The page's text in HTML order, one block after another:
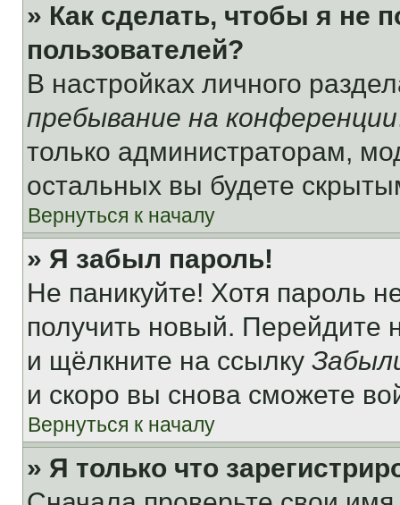
» Как сделать, чтобы я не
пользователей?
В настройках личного
пребывание на конференции
только администраторам,
остальных вы будете
Вернуться к началу
» Я забыл пароль!
Не паникуйте! Хотя пароль
получить новый. Перейдите
и щёлкните на ссылку
и скоро вы снова сможете
Вернуться к началу
» Я только что